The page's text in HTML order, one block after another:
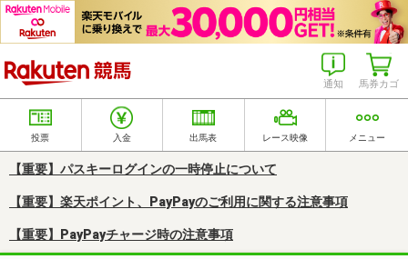
馬券カゴ
通知
投票 入金 出馬表 レース映像 メニュー
【重要】パスキーログインの一時停止について
【重要】楽天ポイント、PayPayのご利用に関する注意事項
【重要】PayPayチャージ時の注意事項